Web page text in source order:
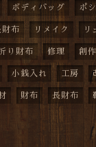
ボディバッグ ポ
財布 リメイク リ
り財布 修理 創
小銭入れ 工房
財布 長財布